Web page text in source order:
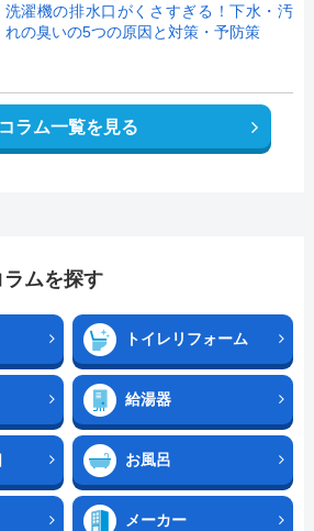
洗濯機の排水口がくさすぎる！下水・汚
れの臭いの5つの原因と対策・予防策
コラム一覧を見る
ムを探す
トイレリフォーム
給湯器
お風呂
メーカー